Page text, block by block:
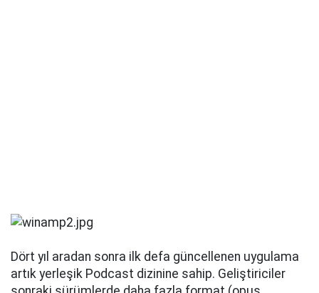
Dört yıl aradan sonra ilk defa güncellenen uygulama
artık yerleşik Podcast dizinine sahip. Geliştiriciler